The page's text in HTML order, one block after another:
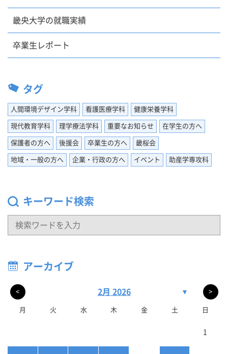
畿央大学の就職実績
卒業生レポート
タグ
人間環境デザイン学科 看護医療学科 健康栄養学科
現代教育学科 理学療法学科 重要なお知らせ 在学生の方へ
保護者の方へ 後援会 卒業生の方へ 畿桜会
地域・一般の方へ 企業・行政の方へ イベント 助産学専攻科
キーワード検索
アーカイブ
< 2月 2026 ▼ >
月 火 水 木 金 土 日
1